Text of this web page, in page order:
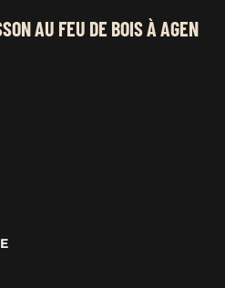
AU FEU DE BOIS À AGEN